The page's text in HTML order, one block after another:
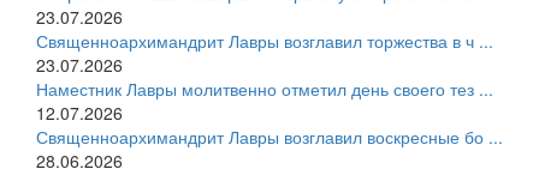
23.07.2026
Священноархимандрит Лавры возглавил торжества в ч ...
23.07.2026
Наместник Лавры молитвенно отметил день своего тез ...
12.07.2026
Священноархимандрит Лавры возглавил воскресные бо ...
28.06.2026